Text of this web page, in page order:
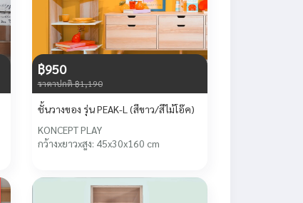
฿950
ราคาปกติ ฿1,190
ชั้นวางของ รุ่น PEAK-L (สีขาว/สีไม้โอ๊ค)
KONCEPT PLAY
กว้างxยาวxสูง: 45x30x160 cm